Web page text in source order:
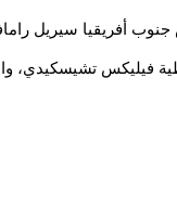
أفريقيا سيريل
فيليكس تشيسكيدي،